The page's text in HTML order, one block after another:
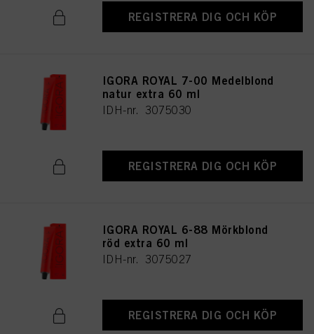
REGISTRERA DIG OCH KÖP
IGORA ROYAL 7-00 Medelblond
natur extra 60 ml
IDH-nr. 3075030
REGISTRERA DIG OCH KÖP
IGORA ROYAL 6-88 Mörkblond
röd extra 60 ml
IDH-nr. 3075027
REGISTRERA DIG OCH KÖP